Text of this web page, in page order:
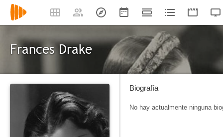
Frances Drake
Biografía
No hay actualmente ninguna